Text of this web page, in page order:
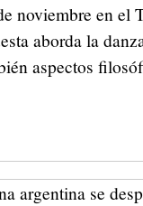
noviembre en el
aborda la
aspectos
argentina se